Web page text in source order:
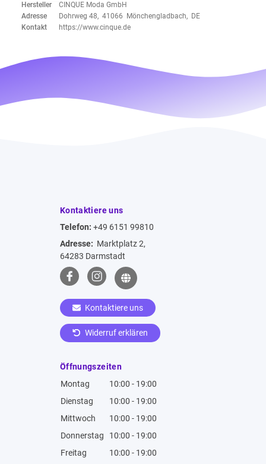
Hersteller
CINQUE Moda GmbH
Adresse
Dohrweg 48, 41066 Mönchengladbach, DE
Kontakt
https://www.cinque.de
Kontaktiere uns
Telefon: +49 6151 99810
Adresse: Marktplatz 2,
64283 Darmstadt
Kontaktiere uns
Widerruf erklären
Öffnungszeiten
Montag
10:00 - 19:00
Dienstag
10:00 - 19:00
Mittwoch
10:00 - 19:00
Donnerstag
10:00 - 19:00
Freitag
10:00 - 19:00